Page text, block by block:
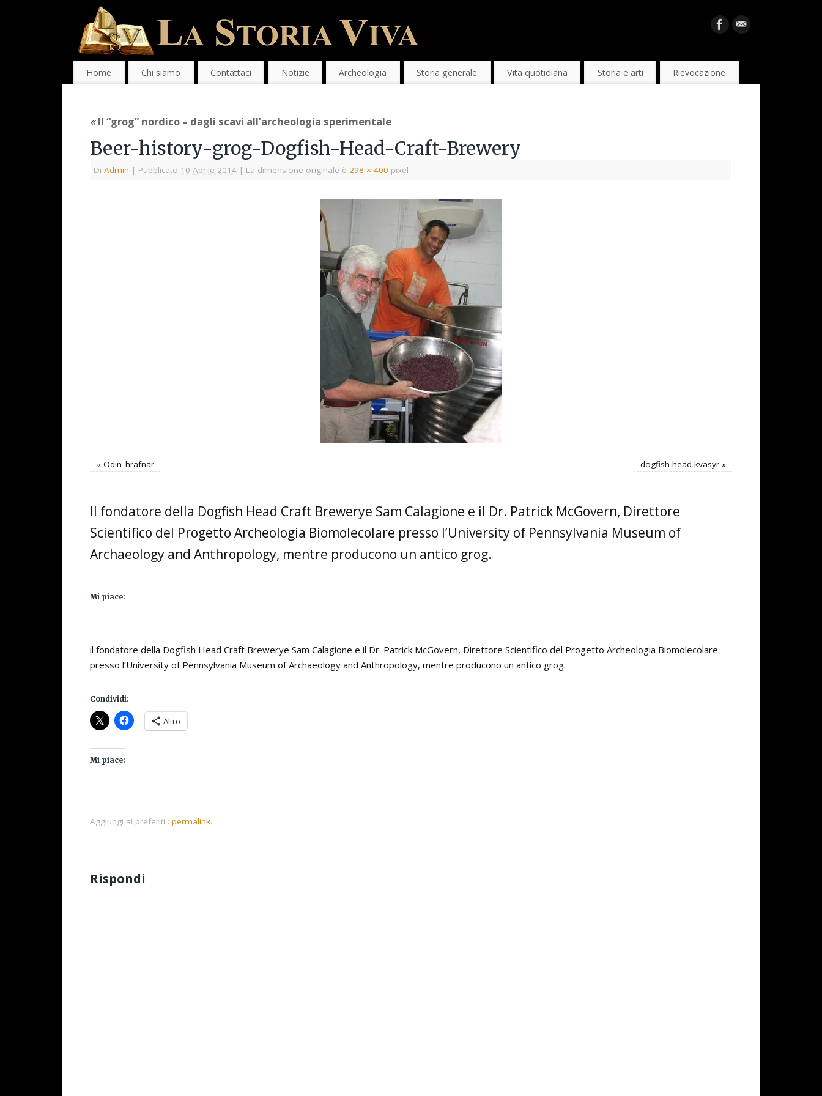
Home Chi siamo Contattaci Notizie Archeologia Storia generale Vita quotidiana Storia e arti Rievocazione
«Il “grog” nordico – dagli scavi all’archeologia sperimentale
Beer-history-grog-Dogfish-Head-Craft-Brewery
Di Admin | Pubblicato 10 Aprile 2014 | La dimensione originale è 298 × 400 pixel
« Odin_hrafnar dogfish head kvasyr»
Il fondatore della Dogfish Head Craft Brewerye Sam Calagione e il Dr. Patrick McGovern, Direttore
Scientifico del Progetto Archeologia Biomolecolare presso l’University of Pennsylvania Museum of
Archaeology and Anthropology, mentre producono un antico grog.
Mi piace:
il fondatore della Dogfish Head Craft Brewerye Sam Calagione e il Dr. Patrick McGovern, Direttore Scientifico del Progetto Archeologia Biomolecolare
presso l’University of Pennsylvania Museum of Archaeology and Anthropology, mentre producono un antico grog.
Condividi:
Altro
Mi piace:
Aggiungi ai preferiti : permalink.
Rispondi